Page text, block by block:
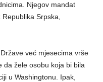
Njegov mandat
Srpska,
već mjesecima vrše
da žele osobu koja bi bila
u Washingtonu. Ipak,